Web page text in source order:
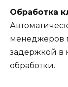
Обработка
менеджеров
задержкой в
обработки.